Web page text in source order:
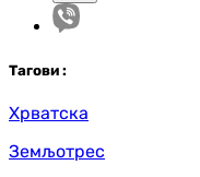
Тагови :
Хрватска
Земљотрес